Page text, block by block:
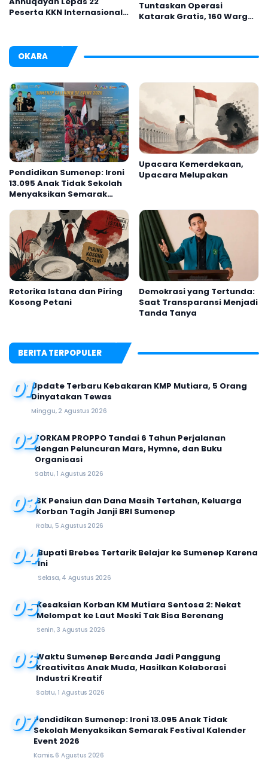
Peserta KKN Internasional
Tuntaskan Operasi
Katarak Gratis, 160 Warga
OKARA
Pendidikan Sumenep: Ironi
13.095 Anak Tidak Sekolah
Menyaksikan Semarak
2026
Upacara Kemerdekaan,
Upacara Melupakan
Retorika Istana dan Piring
Kosong Petani
Demokrasi yang Tertunda:
Saat Transparansi Menjadi
Tanda Tanya
BERITA TERPOPULER
01Update Terbaru Kebakaran KMP Mutiara, 5 Orang
Dinyatakan Tewas
Minggu, 2 Agustus 2026
02FORKAM PROPPO Tandai 6 Tahun Perjalanan
dengan Peluncuran Mars, Hymne, dan Buku
Organisasi
Sabtu, 1 Agustus 2026
03SK Pensiun dan Dana Masih Tertahan, Keluarga
Korban Tagih Janji BRI Sumenep
Rabu, 5 Agustus 2026
04Bupati Brebes Tertarik Belajar ke Sumenep Karena
Ini
Selasa, 4 Agustus 2026
05Kesaksian Korban KM Mutiara Sentosa 2: Nekat
Melompat ke Laut Meski Tak Bisa Berenang
Senin, 3 Agustus 2026
06Waktu Sumenep Bercanda Jadi Panggung
Kreativitas Anak Muda, Hasilkan Kolaborasi
Industri Kreatif
Sabtu, 1 Agustus 2026
07Pendidikan Sumenep: Ironi 13.095 Anak Tidak
Sekolah Menyaksikan Semarak Festival Kalender
Event 2026
Kamis, 6 Agustus 2026